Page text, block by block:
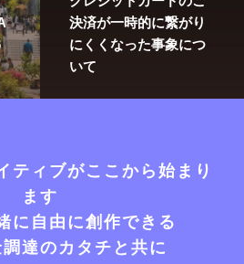
決済が一時的に繋がり
にくくなった事象につ
いて
ティブがここから始まり
ます
に自由に創作できる
達のカタチと共に